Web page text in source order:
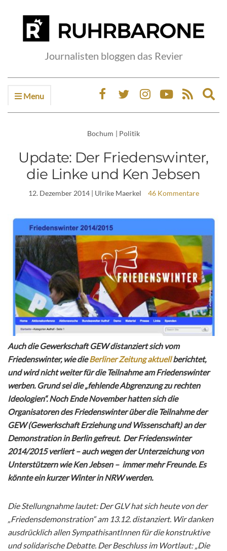
Journalisten bloggen das Revier
Menu
Bochum | Politik
Update: Der Friedenswinter,
die Linke und Ken Jebsen
12. Dezember 2014| Ulrike Maerkel 46 Kommentare
Auch die Gewerkschaft GEW distanziert sich vom
Friedenswinter, wie dieBerliner Zeitung aktuellberichtet,
und wird nicht weiter für die Teilnahme am Friedenswinter
werben. Grund sei die „fehlende Abgrenzung zu rechten
Ideologien“. Noch Ende November hatten sich die
Organisatoren des Friedenswinter über die Teilnahme der
GEW (Gewerkschaft Erziehung und Wissenschaft) an der
Demonstration in Berlin gefreut. Der Friedenswinter
2014/2015 verliert – auch wegen der Unterzeichung von
Unterstützern wie Ken Jebsen – immer mehr Freunde. Es
könnte ein kurzer Winter in NRW werden.
Die Stellungnahme lautet: Der GLV hat sich heute von der
„Friedensdemonstration“ am 13.12. distanziert. Wir danken
ausdrücklich allen SympathisantInnen für die konstruktive
und solidarische Debatte. Der Beschluss im Wortlaut: „Die